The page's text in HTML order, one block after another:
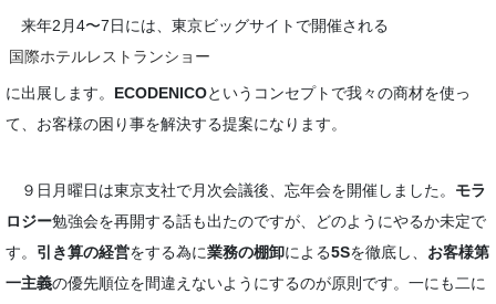
来年2月4〜7日には、東京ビッグサイトで開催される
国際ホテルレストランショー
に出展します。 ECODENICOというコンセプトで我々の商材を使っ
て、お客様の困り事を解決する提案になります。
９日月曜日は東京支社で月次会議後、忘年会を開催しました。 モラ
ロジー勉強会を再開する話も出たのですが、どのようにやるか未定で
す。 引き算の経営をする為に業務の棚卸による5Sを徹底し、 お客様第
一主義の優先順位を間違えないようにするのが原則です。一にも二に